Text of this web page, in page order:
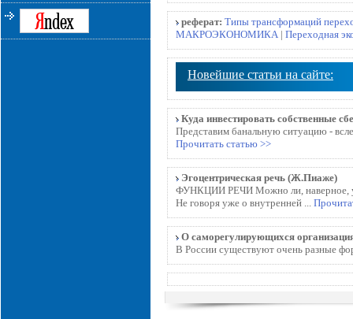
реферат: Типы трансформаций
МАКРОЭКОНОМИКА | Переходная
Новейшие статьи на сайте:
Куда инвестировать собственные
Представим банальную ситуацию -
Прочитать статью >>
Эгоцентрическая речь (Ж.Пиаже)
ФУНКЦИИ РЕЧИ Можно ли, наверное,
Не говоря уже о внутренней ...
О саморегулирующихся
В России существуют очень разные